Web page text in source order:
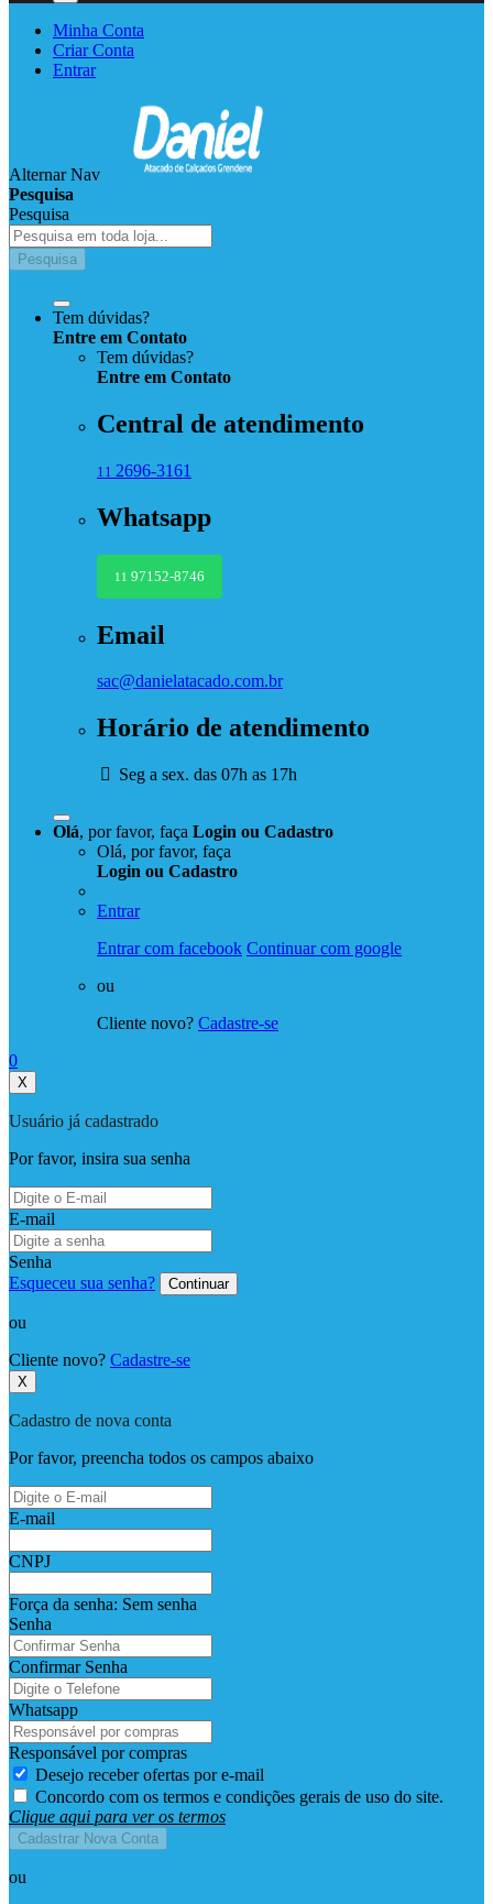
Minha Conta
Criar Conta
Entrar
Alternar Nav
Pesquisa
Pesquisa
Pesquisa
Tem dúvidas?
Entre em Contato
Tem dúvidas?
Entre em Contato
Central de atendimento
11 2696-3161
Whatsapp
11 97152-8746
Email
sac@danielatacado.com.br
Horário de atendimento
Seg a sex. das 07h as 17h
Olá, por favor, faça Login ou Cadastro
Olá, por favor, faça
Login ou Cadastro
Entrar
Entrar com facebook Continuar com google
ou
Cliente novo? Cadastre-se
0
X
Usuário já cadastrado
Por favor, insira sua senha
E-mail
Senha
Esqueceu sua senha?
Continuar
ou
Cliente novo? Cadastre-se
X
Cadastro de nova conta
Por favor, preencha todos os campos abaixo
E-mail
CNPJ
Força da senha: Sem senha
Senha
Confirmar Senha
Whatsapp
Responsável por compras
Desejo receber ofertas por e-mail
Concordo com os termos e condições gerais de uso do site.
Clique aqui para ver os termos
Cadastrar Nova Conta
ou